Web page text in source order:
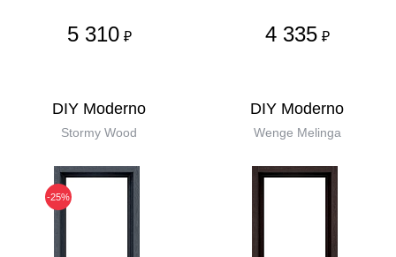
5 310 ₽ 4 335 ₽
DIY Moderno
Stormy Wood
-25%
DIY Moderno
Wenge Melinga